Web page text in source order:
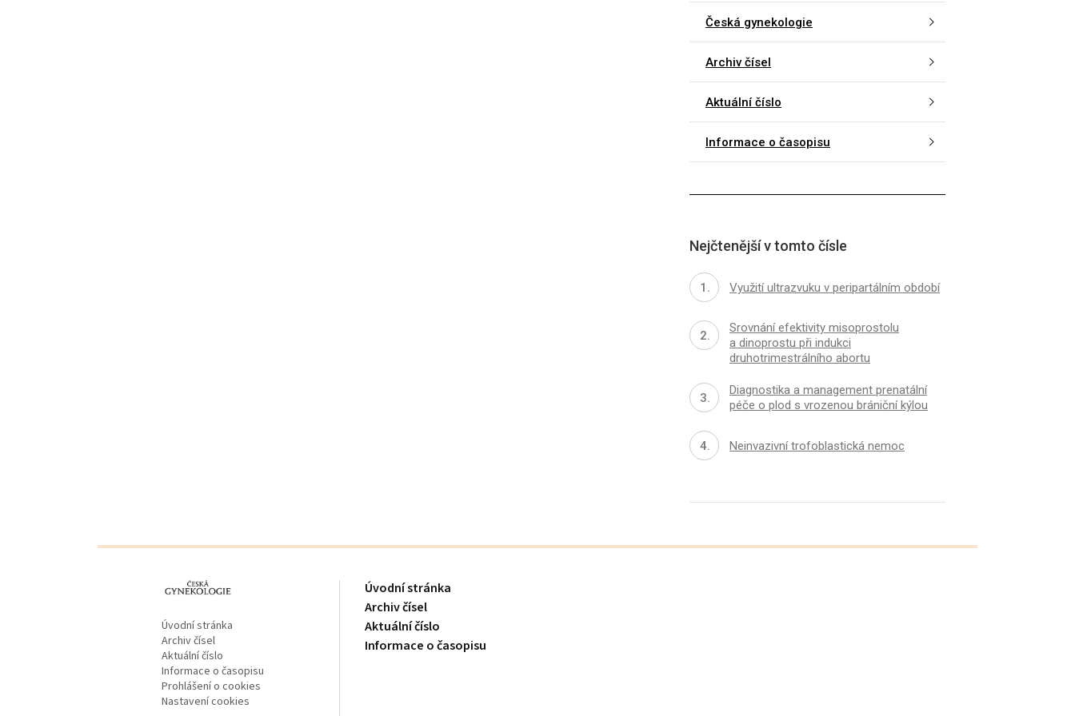
Česká gynekologie
Archiv čísel
Aktuální číslo
Informace o časopisu
Nejčtenější v tomto čísle
Využití ultrazvuku v peripartálním období
Srovnání efektivity misoprostolu
a dinoprostu při indukci
druhotrimestrálního abortu
Diagnostika a management prenatální
péče o plod s vrozenou brániční kýlou
Neinvazivní trofoblastická nemoc
Úvodní stránka
Archiv čísel
Aktuální číslo
Informace o časopisu
Prohlášení o cookies
Nastavení cookies
Úvodní stránka
Archiv čísel
Aktuální číslo
Informace o časopisu